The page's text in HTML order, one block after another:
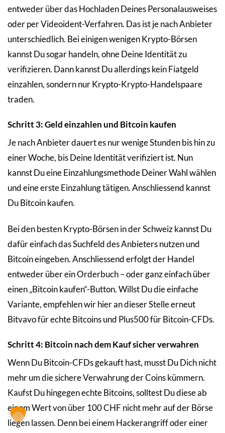
entweder über das Hochladen Deines Personalausweises
oder per Videoident-Verfahren. Das ist je nach Anbieter
unterschiedlich. Bei einigen wenigen Krypto-Börsen
kannst Du sogar handeln, ohne Deine Identität zu
verifizieren. Dann kannst Du allerdings kein Fiatgeld
einzahlen, sondern nur Krypto-Krypto-Handelspaare
traden.
Schritt 3: Geld einzahlen und Bitcoin kaufen
Je nach Anbieter dauert es nur wenige Stunden bis hin zu
einer Woche, bis Deine Identität verifiziert ist. Nun
kannst Du eine Einzahlungsmethode Deiner Wahl wählen
und eine erste Einzahlung tätigen. Anschliessend kannst
Du Bitcoin kaufen.
Bei den besten Krypto-Börsen in der Schweiz kannst Du
dafür einfach das Suchfeld des Anbieters nutzen und
Bitcoin eingeben. Anschliessend erfolgt der Handel
entweder über ein Orderbuch – oder ganz einfach über
einen „Bitcoin kaufen“-Button. Willst Du die einfache
Variante, empfehlen wir hier an dieser Stelle erneut
Bitvavo für echte Bitcoins und Plus500 für Bitcoin-CFDs.
Schritt 4: Bitcoin nach dem Kauf sicher verwahren
Wenn Du Bitcoin-CFDs gekauft hast, musst Du Dich nicht
mehr um die sichere Verwahrung der Coins kümmern.
Kaufst Du hingegen echte Bitcoins, solltest Du diese ab
einem Wert von über 100 CHF nicht mehr auf der Börse
liegen lassen. Denn bei einem Hackerangriff oder einer